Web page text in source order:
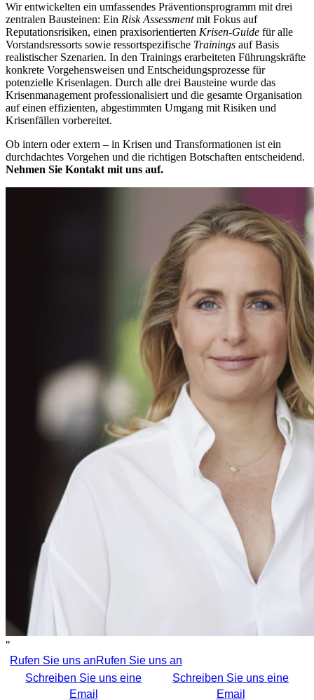
Wir entwickelten ein umfassendes Präventionsprogramm mit drei
zentralen Bausteinen: Ein Risk Assessmentmit Fokus auf
Reputationsrisiken, einen praxisorientierten Krisen-Guide für alle
Vorstandsressorts sowie ressortspezifische Trainings auf Basis
realistischer Szenarien. In den Trainings erarbeiteten Führungskräfte
konkrete Vorgehensweisen und Entscheidungsprozesse für
potenzielle Krisenlagen. Durch alle drei Bausteine wurde das
Krisenmanagement professionalisiert und die gesamte Organisation
auf einen effizienten, abgestimmten Umgang mit Risiken und
Krisenfällen vorbereitet.
Ob intern oder extern – in Krisen und Transformationen ist ein
durchdachtes Vorgehen und die richtigen Botschaften entscheidend.
Nehmen Sie Kontakt mit uns auf.
"
Rufen Sie uns anRufen Sie uns an
Schreiben Sie uns eine
Email
Schreiben Sie uns eine
Email